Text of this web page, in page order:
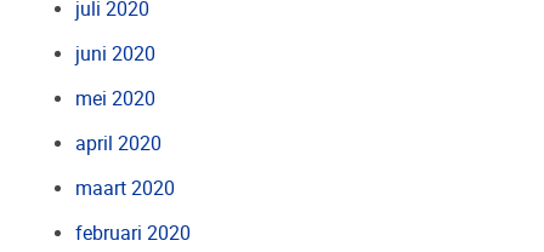
juli 2020
juni 2020
mei 2020
april 2020
maart 2020
februari 2020